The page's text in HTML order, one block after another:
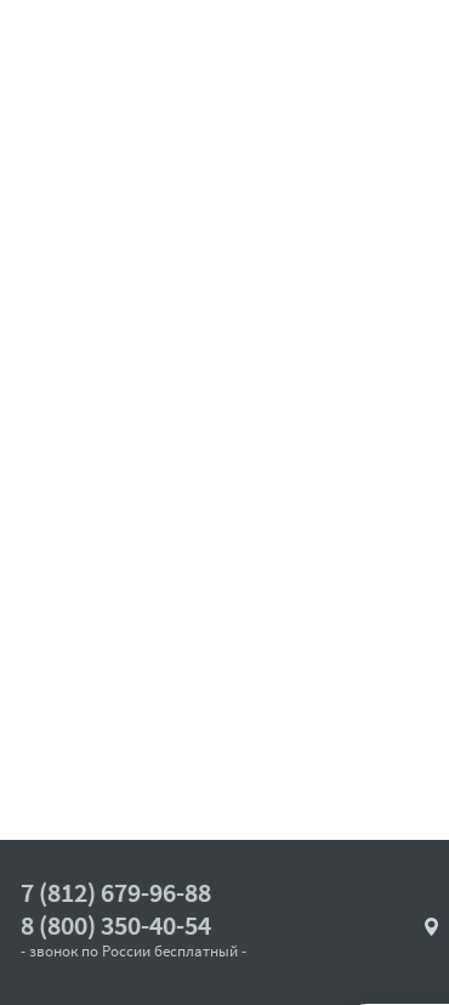
7 (812) 679-96-88
8 (800) 350-40-54
- звонок по России бесплатный -